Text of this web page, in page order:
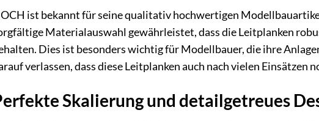
ist bekannt für seine qualitativ hochwertigen
Materialauswahl gewährleistet, dass die Leitplanken
Dies ist besonders wichtig für Modellbauer, die ihre
verlassen, dass diese Leitplanken auch nach vielen
Skalierung und detailgetreues